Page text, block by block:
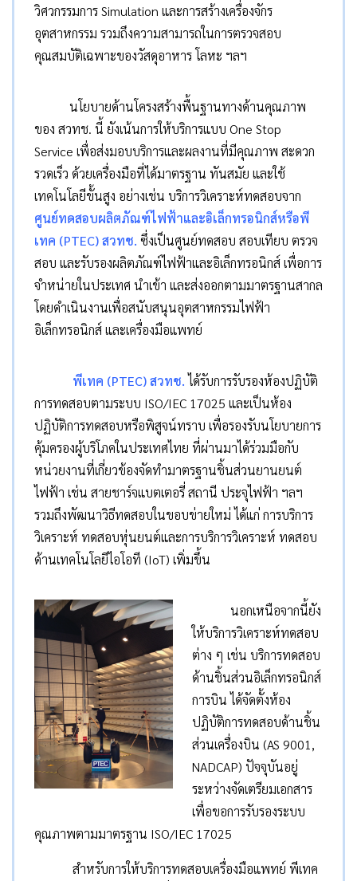
วิศวกรรมการ Simulation และการสร้างเครื่องจักร
อุตสาหกรรม รวมถึงความสามารถในการตรวจสอบ
คุณสมบัติเฉพาะของวัสดุอาหาร โลหะ ฯลฯ
นโยบายด้านโครงสร้างพื้นฐานทางด้านคุณภาพ
ของ สวทช. นี้ ยังเน้นการให้บริการแบบ One Stop
Service เพื่อส่งมอบบริการและผลงานที่มีคุณภาพ สะดวก
รวดเร็ว ด้วยเครื่องมือที่ได้มาตรฐาน ทันสมัย และใช้
เทคโนโลยีขั้นสูง อย่างเช่น บริการวิเคราะห์ทดสอบจาก
ศูนย์ทดสอบผลิตภัณฑ์ไฟฟ้าและอิเล็กทรอนิกส์หรือพี
เทค (PTEC) สวทช. ซึ่งเป็นศูนย์ทดสอบ สอบเทียบ ตรวจ
สอบ และรับรองผลิตภัณฑ์ไฟฟ้าและอิเล็กทรอนิกส์ เพื่อการ
จำหน่ายในประเทศ นำเข้า และส่งออกตามมาตรฐานสากล
โดยดำเนินงานเพื่อสนับสนุนอุตสาหกรรมไฟฟ้า
อิเล็กทรอนิกส์ และเครื่องมือแพทย์
พีเทค (PTEC) สวทช.ได้รับการรับรองห้องปฏิบัติ
การทดสอบตามระบบ ISO/IEC 17025 และเป็นห้อง
ปฏิบัติการทดสอบหรือพิสูจน์ทราบ เพื่อรองรับนโยบายการ
คุ้มครองผู้บริโภคในประเทศไทย ที่ผ่านมาได้ร่วมมือกับ
หน่วยงานที่เกี่ยวข้องจัดทำมาตรฐานชิ้นส่วนยานยนต์
ไฟฟ้า เช่น สายชาร์จแบตเตอรี่ สถานี ประจุไฟฟ้า ฯลฯ
รวมถึงพัฒนาวิธีทดสอบในขอบข่ายใหม่ ได้แก่ การบริการ
วิเคราะห์ ทดสอบหุ่นยนต์และการบริการวิเคราะห์ ทดสอบ
ด้านเทคโนโลยีไอโอที (IoT) เพิ่มขึ้น
นอกเหนือจากนี้ยัง
ให้บริการวิเคราะห์ทดสอบ
ต่าง ๆ เช่น บริการทดสอบ
ด้านชิ้นส่วนอิเล็กทรอนิกส์
การบิน ได้จัดตั้งห้อง
ปฏิบัติการทดสอบด้านชิ้น
ส่วนเครื่องบิน (AS 9001,
NADCAP) ปัจจุบันอยู่
ระหว่างจัดเตรียมเอกสาร
เพื่อขอการรับรองระบบ
คุณภาพตามมาตรฐาน ISO/IEC 17025
สำหรับการให้บริการทดสอบเครื่องมือแพทย์ พีเทค